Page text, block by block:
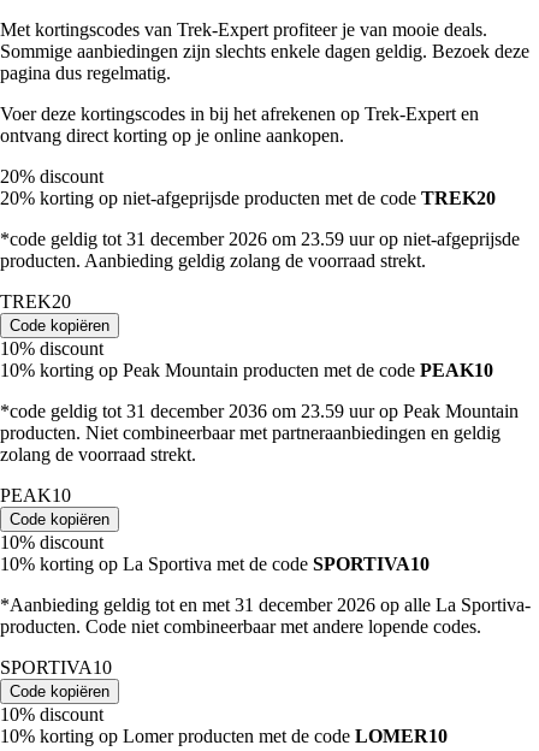
Met kortingscodes van Trek-Expert profiteer je van mooie deals.
Sommige aanbiedingen zijn slechts enkele dagen geldig. Bezoek deze
pagina dus regelmatig.
Voer deze kortingscodes in bij het afrekenen op Trek-Expert en
ontvang direct korting op je online aankopen.
20% discount
20% korting op niet-afgeprijsde producten met de code TREK20
*code geldig tot 31 december 2026 om 23.59 uur op niet-afgeprijsde
producten. Aanbieding geldig zolang de voorraad strekt.
TREK20
Code kopiëren
10% discount
10% korting op Peak Mountain producten met de code PEAK10
*code geldig tot 31 december 2036 om 23.59 uur op Peak Mountain
producten. Niet combineerbaar met partneraanbiedingen en geldig
zolang de voorraad strekt.
PEAK10
Code kopiëren
10% discount
10% korting op La Sportiva met de code SPORTIVA10
*Aanbieding geldig tot en met 31 december 2026 op alle La Sportiva-
producten. Code niet combineerbaar met andere lopende codes.
SPORTIVA10
Code kopiëren
10% discount
10% korting op Lomer producten met de code LOMER10